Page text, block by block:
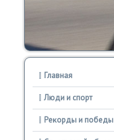
Главная
Люди и спорт
Реκорды и победы